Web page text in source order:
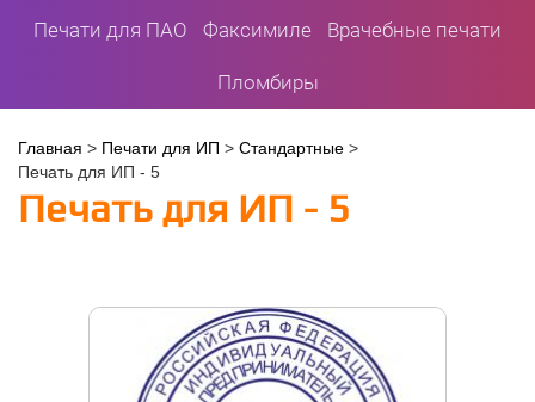
Печати для ПАО Факсимиле Врачебные печати
Пломбиры
Вы
здесь
Главная > Печати для ИП > Стандартные >
Печать для ИП - 5
Печать для ИП - 5